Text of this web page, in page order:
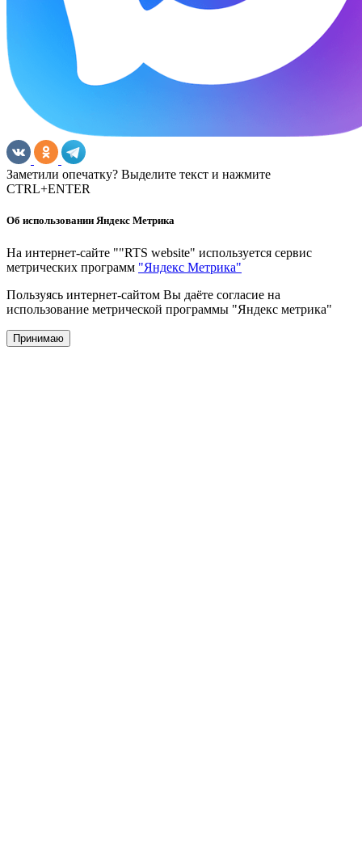
Заметили опечатку? Выделите текст и нажмите
CTRL+ENTER
Об использовании Яндекс Метрика
На интернет-сайте ""RTS website" используется сервис
метрических программ "Яндекс Метрика"
Пользуясь интернет-сайтом Вы даёте согласие на
использование метрической программы "Яндекс метрика"
Принимаю